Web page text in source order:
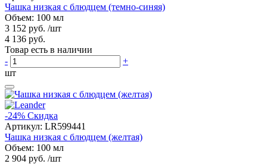
Чашка низкая с блюдцем (темно-синяя)
Объем: 100 мл
3 152 руб. /шт
4 136 руб.
Товар есть в наличии
-
+
шт
-24% Скидка
Артикул: LR599441
Чашка низкая с блюдцем (желтая)
Объем: 100 мл
2 904 руб. /шт